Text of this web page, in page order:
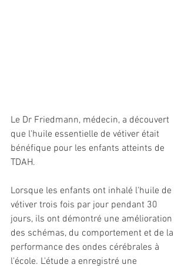
Le Dr Friedmann, médecin, a découvert
que l'huile essentielle de vétiver était
bénéfique pour les enfants atteints de
TDAH.
Lorsque les enfants ont inhalé l'huile de
vétiver trois fois par jour pendant 30
jours, ils ont démontré une amélioration
des schémas, du comportement et de la
performance des ondes cérébrales à
l'école. L'étude a enregistré une